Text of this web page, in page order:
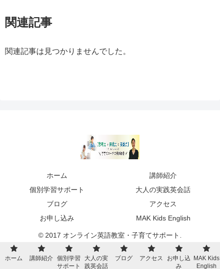
関連記事
関連記事は見つかりませんでした。
ホーム
講師紹介
個別学習サポート
大人の実践英会話
ブログ
アクセス
お申し込み
MAK Kids English
© 2017 オンライン英語教室・子育てサポート.
ホーム 講師紹介 個別学習
サポート
大人の実
践英会話
ブログ アクセス
お申し込
み
MAK Kids
English